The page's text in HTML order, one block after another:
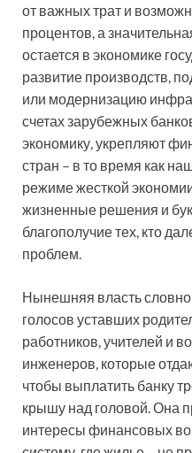
от важных трат и
процентов, а
остается в экономике
развитие производств,
или модернизацию
счетах зарубежных
экономику, укрепляют
стран – в то время как
режиме жесткой
жизненные решения и
благополучие тех, кто
проблем.
Нынешняя власть словно
голосов уставших
работников, учителей и
инженеров, которые
чтобы выплатить банку
крышу над головой. Она
интересы финансовых